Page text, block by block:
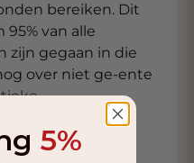
bereiken. Dit
van alle
zijn gegaan in die
over niet ge-ente
100% Tinta de
5%